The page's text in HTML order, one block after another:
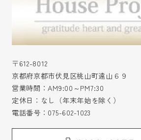
〒612-8012
京都府京都市伏見区桃山町遠山６９
営業時間：AM9:00～PM7:30
定休日：なし（年末年始を除く）
電話番号： 075-602-1023